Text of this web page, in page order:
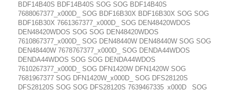
BDF14B40S BDF14B40S SOG SOG BDF14B40S
7688067377_x000D_ SOG BDF16B30X BDF16B30X SOG SOG
BDF16B30X 7661367377_x000D_ SOG DEN48420WDOS
DEN48420WDOS SOG SOG DEN48420WDOS
7610867377_x000D_ SOG DEN48440W DEN48440W SOG SOG
DEN48440W 7678767377_x000D_ SOG DENDA44WDOS
DENDA44WDOS SOG SOG DENDA44WDOS
7610267377_x000D_ SOG DFN1420W DFN1420W SOG
7681967377 SOG DFN1420W_x000D_ SOG DFS28120S
DFS28120S SOG SOG DFS28120S 7639467335_x000D_ SOG